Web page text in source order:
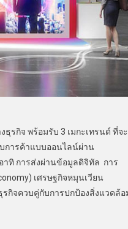
กิจ พร้อมรับ 3 เมกะเทรนด์ ที่จ
การค้าแบบออนไลน์ผ่าน
าทิ การส่งผ่านข้อมูลดิจิทัล การ
เศรษฐกิจหมุนเวียน
รกิจควบคู่กับการปกป้องสิ่งแวดล้อ